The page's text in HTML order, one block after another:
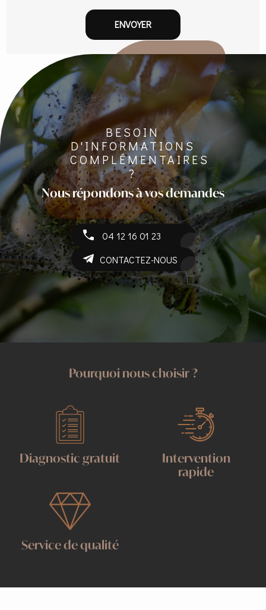
BESOIN
D'INFORMATIONS
COMPLÉMENTAIRES
?
Nous répondons à vos demandes
04 12 16 01 23
CONTACTEZ-NOUS
Pourquoi nous choisir ?
Diagnostic gratuit
Intervention
rapide
Service de qualité